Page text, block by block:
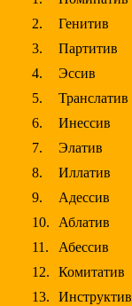
2.
Генитив
3.
Партитив
4.
Эссив
5.
Транслатив
6.
Инессив
7.
Элатив
8.
Иллатив
9.
Адессив
10.
Аблатив
11.
Абессив
12.
Комитатив
13.
Инструктив